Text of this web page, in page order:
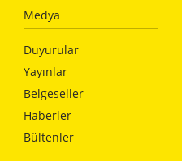
Medya
Duyurular
Yayınlar
Belgeseller
Haberler
Bültenler